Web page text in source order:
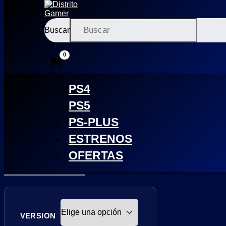
Buscar
PS4
PS5
PS-PLUS
ESTRENOS
OFERTAS
RAIDERS |
VERSION